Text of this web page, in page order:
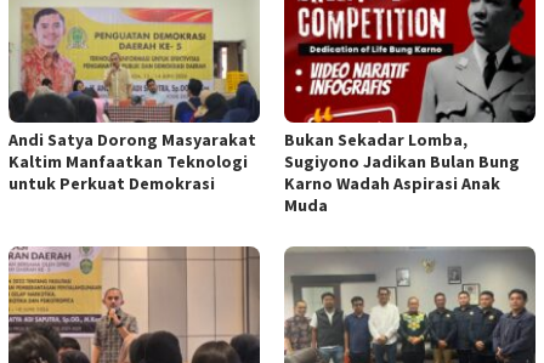
Andi Satya Dorong Masyarakat
Kaltim Manfaatkan Teknologi
untuk Perkuat Demokrasi
Bukan Sekadar Lomba,
Sugiyono Jadikan Bulan Bung
Karno Wadah Aspirasi Anak
Muda